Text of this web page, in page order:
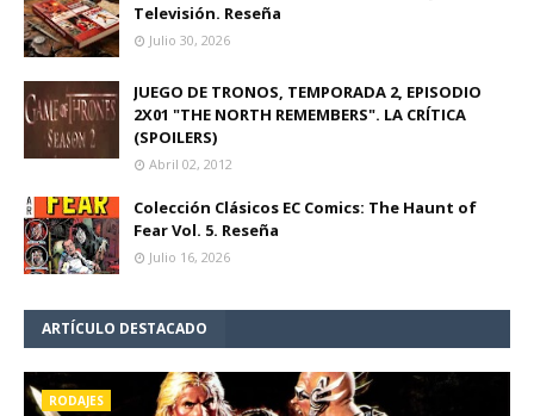
Televisión. Reseña
Julio 30, 2026
JUEGO DE TRONOS, TEMPORADA 2, EPISODIO
2X01 "THE NORTH REMEMBERS". LA CRÍTICA
(SPOILERS)
Abril 02, 2012
Colección Clásicos EC Comics: The Haunt of
Fear Vol. 5. Reseña
Julio 16, 2026
ARTÍCULO DESTACADO
RODAJES